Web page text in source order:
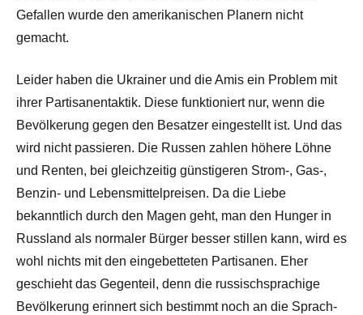
Gefallen wurde den amerikanischen Planern nicht
gemacht.
Leider haben die Ukrainer und die Amis ein Problem mit
ihrer Partisanentaktik. Diese funktioniert nur, wenn die
Bevölkerung gegen den Besatzer eingestellt ist. Und das
wird nicht passieren. Die Russen zahlen höhere Löhne
und Renten, bei gleichzeitig günstigeren Strom-, Gas-,
Benzin- und Lebensmittelpreisen. Da die Liebe
bekanntlich durch den Magen geht, man den Hunger in
Russland als normaler Bürger besser stillen kann, wird es
wohl nichts mit den eingebetteten Partisanen. Eher
geschieht das Gegenteil, denn die russischsprachige
Bevölkerung erinnert sich bestimmt noch an die Sprach-